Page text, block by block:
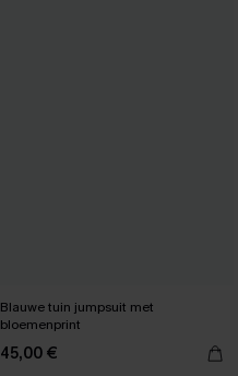
Blauwe tuin jumpsuit met
bloemenprint
45,00 €